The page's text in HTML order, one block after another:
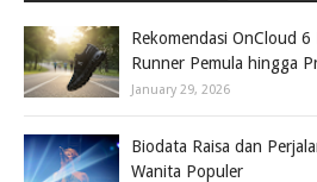
Rekomendasi OnCloud
Runner Pemula hingga
January 29, 2026
Biodata Raisa dan
Wanita Populer